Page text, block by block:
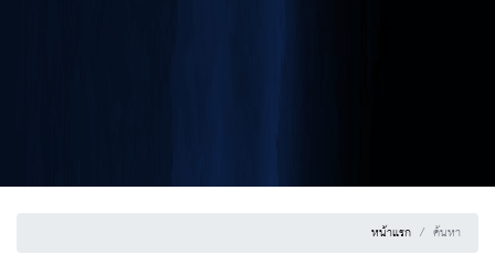
หน้าแรก ค้นหา